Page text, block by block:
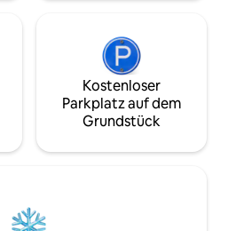
Kostenloser
Parkplatz auf dem
Grundstück